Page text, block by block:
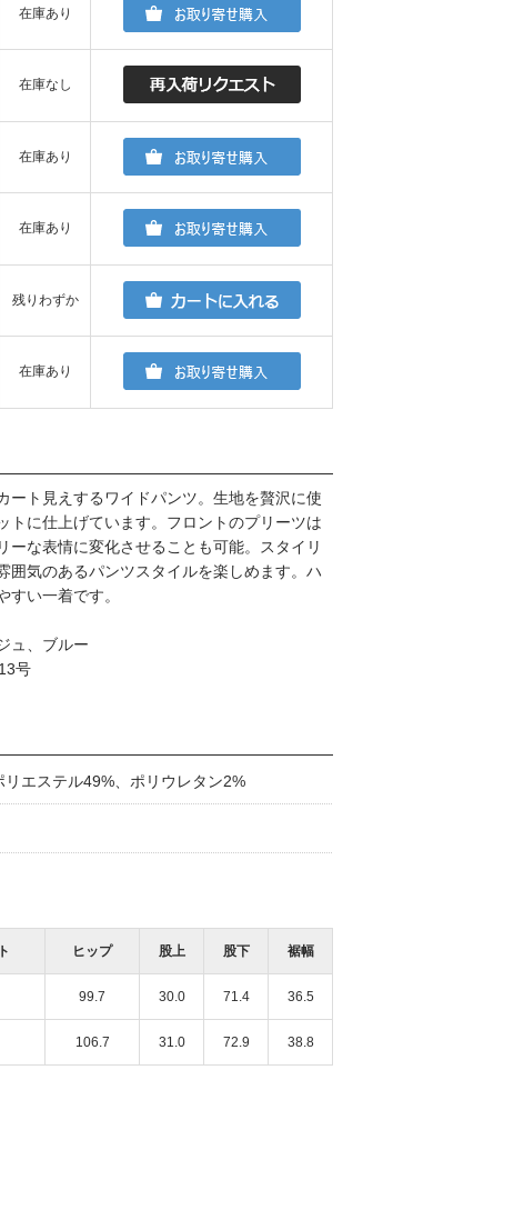
名古屋三越店
160cm
横浜ポルタ店
160cm
在庫あり
在庫なし
在庫あり
在庫あり
残りわずか
在庫あり
ート見えするワイドパンツ。生地を贅沢に使
トに仕上げています。フロントのプリーツは
ーな表情に変化させることも可能。スタイリ
囲気のあるパンツスタイルを楽しめます。ハ
すい一着です。
ュ、ブルー
号
リエステル49%、ポリウレタン2%
ヒップ 股上 股下 裾幅
99.7 30.0 71.4 36.5
106.7 31.0 72.9 38.8